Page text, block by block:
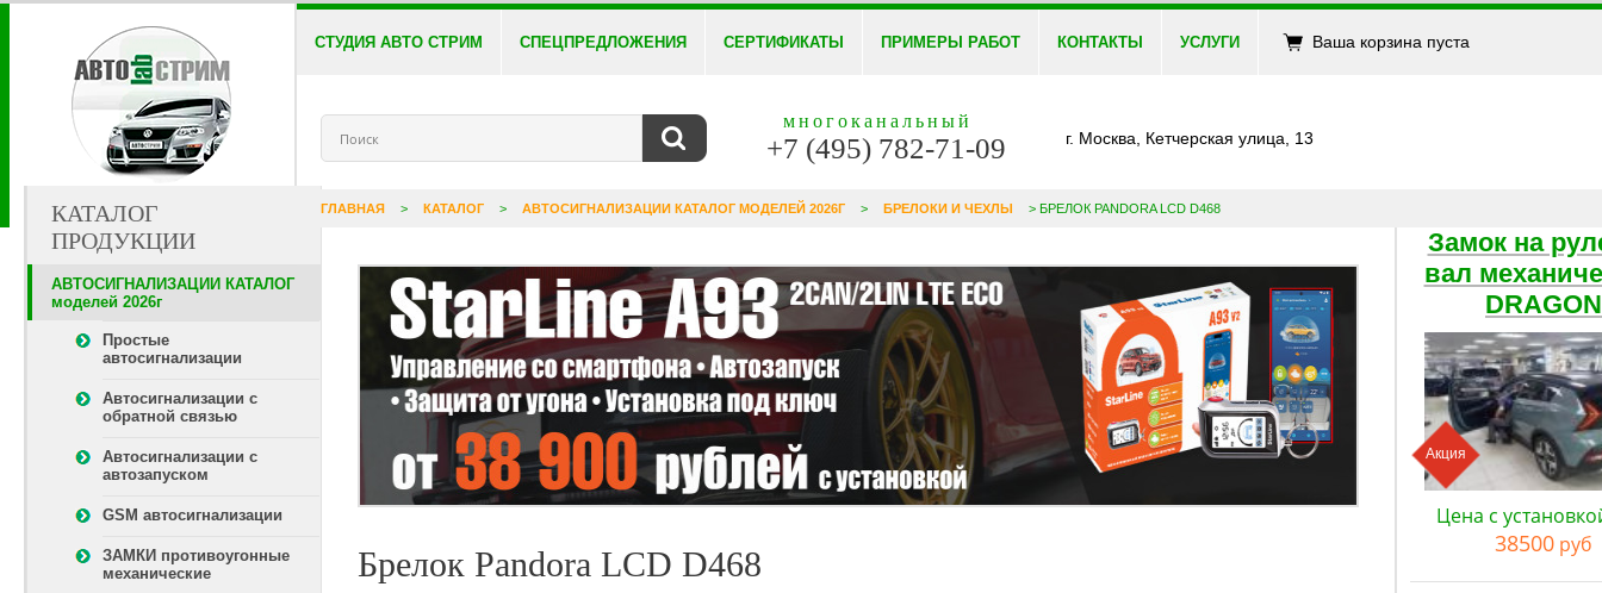
СТУДИЯ АВТО СТРИМ СПЕЦПРЕДЛОЖЕНИЯ СЕРТИФИКАТЫ ПРИМЕРЫ РАБОТ КОНТАКТЫ УСЛУГИ Ваша корзина пуста
многоканальный
+7 (495) 782-71-09 г. Москва, Кетчерская улица, 13
ГЛАВНАЯ > КАТАЛОГ > АВТОСИГНАЛИЗАЦИИ КАТАЛОГ МОДЕЛЕЙ 2026Г > БРЕЛОКИ И ЧЕХЛЫ > БРЕЛОК PANDORA LCD D468
КАТАЛОГ
ПРОДУКЦИИ
АВТОСИГНАЛИЗАЦИИ КАТАЛОГ
моделей 2026г
Простые
автосигнализации
Автосигнализации с
обратной связью
Автосигнализации с
автозапуском
GSM автосигнализации
ЗАМКИ противоугонные
механические
Брелок Pandora LCD D468
Замок на
вал
DRAGON
Акция
Цена с
38500 руб